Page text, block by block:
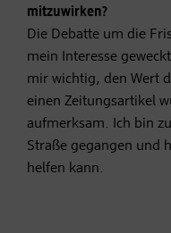
mitzuwirken?
Die Debatte um die
mein Interesse
mir wichtig, den Wert
einen Zeitungsartikel
aufmerksam. Ich bin
Straße gegangen und
helfen kann.